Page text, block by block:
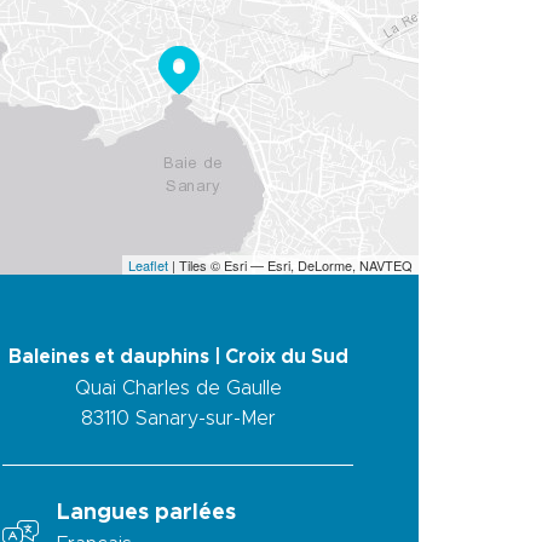
Leaflet | Tiles © Esri — Esri, DeLorme, NAVTEQ
Baleines et dauphins | Croix du Sud
Quai Charles de Gaulle
83110 Sanary-sur-Mer
Langues parlées